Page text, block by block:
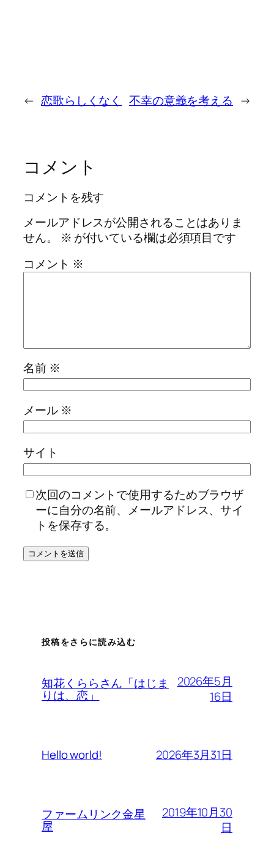
← 恋歌らしくなく 不幸の意義を考える →
コメント
コメントを残す
メールアドレスが公開されることはありま
せん。
※ が付いている欄は必須項目です
コメント ※
名前 ※
メール ※
サイト
次回のコメントで使用するためブラウザ
ーに自分の名前、メールアドレス、サイ
トを保存する。
投稿をさらに読み込む
知花くららさん「はじま
りは、恋」
2026年5月
16日
Hello world! 2026年3月31日
ファームリンク金星
屋
2019年10月30
日